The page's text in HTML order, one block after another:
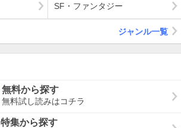
SF・ファンタジー
ジャンル一覧
無料から探す
無料試し読みはコチラ
特集から探す